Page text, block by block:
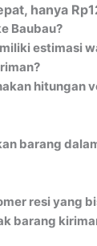
hanya
Baubau?
barang
resi yang
barang